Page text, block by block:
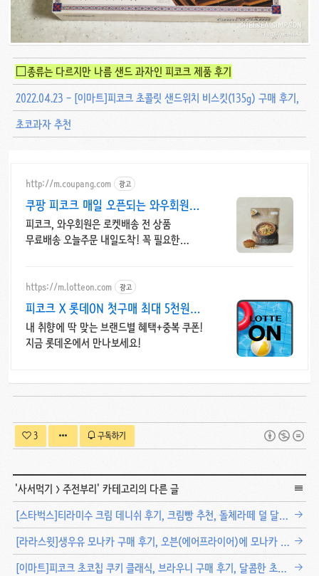
□종류는 다르지만 나름 샌드 과자인 피코크 제품 후기
2022.04.23 - [이마트]피코크 초콜릿 샌드위치 비스킷(135g) 구매 후기,
초코과자 추천
http://m.coupang.com 광고
쿠팡 피코크 매일 오픈되는 와우회원
특가
피코크, 와우회원은 로켓배송 전 상품
무료배송 오늘주문 내일도착! 꼭 필요한
https://m.lotteon.com 광고
피코크 X 롯데ON 첫구매 최대 5천원
혜택!
내 취향에 딱 맞는 브랜드별 혜택+중복 쿠폰!
지금 롯데온에서 만나보세요!
3 구독하기
'사서먹기 >주전부리' 카테고리의 다른 글
[스타벅스]티라미수 크림 데니쉬 후기, 크림빵 추천, 돌체라떼 덜 달고 커피맛+우유맛 진하게 커스텀
[라라스윗]생우유 모나카 구매 후기, 오븐(에어프라이어)에 모나카 아이스크림 구워먹기
[이마트]피코크 초코칩 쿠키 클래식, 브라우니 구매 후기, 달콤한 초코칩 쿠키 추천